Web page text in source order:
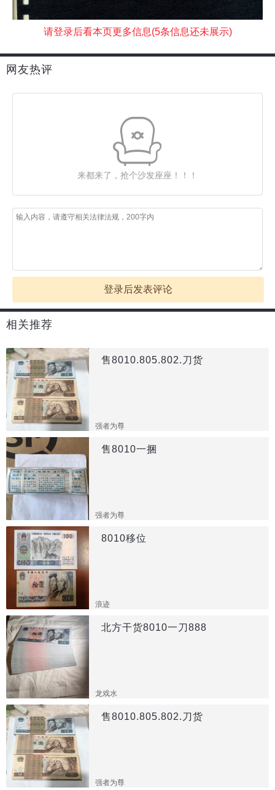
请登录后看本页更多信息(5条信息还未展示)
网友热评
来都来了，抢个沙发座座！！！
登录后发表评论
相关推荐
售8010.805.802.刀货
强者为尊
售8010一捆
强者为尊
8010移位
浪迹
北方干货8010一刀888
龙戏水
售8010.805.802.刀货
强者为尊